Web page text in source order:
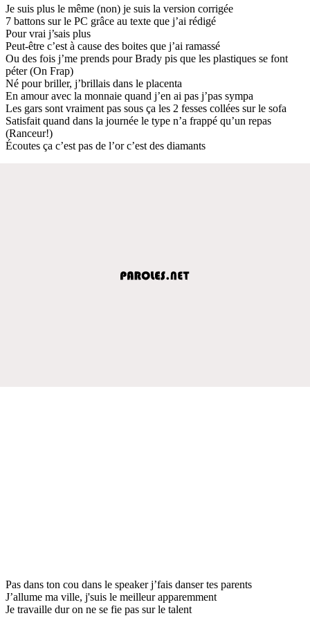
Je suis plus le même (non) jе suis la version corrigée
7 battons sur le PC grâcе au texte que j’ai rédigé
Pour vrai j’sais plus
Peut-être c’est à cause des boites que j’ai ramassé
Ou des fois j’me prends pour Brady pis que les plastiques se font
péter (On Frap)
Né pour briller, j’brillais dans le placenta
En amour avec la monnaie quand j’en ai pas j’pas sympa
Les gars sont vraiment pas sous ça les 2 fesses collées sur le sofa
Satisfait quand dans la journée le type n’a frappé qu’un repas
(Ranceur!)
Écoutes ça c’est pas de l’or c’est des diamants
Pas dans ton cou dans le speaker j’fais danser tes parents
J’allume ma ville, j'suis le meilleur apparemment
Je travaille dur on ne se fie pas sur le talent